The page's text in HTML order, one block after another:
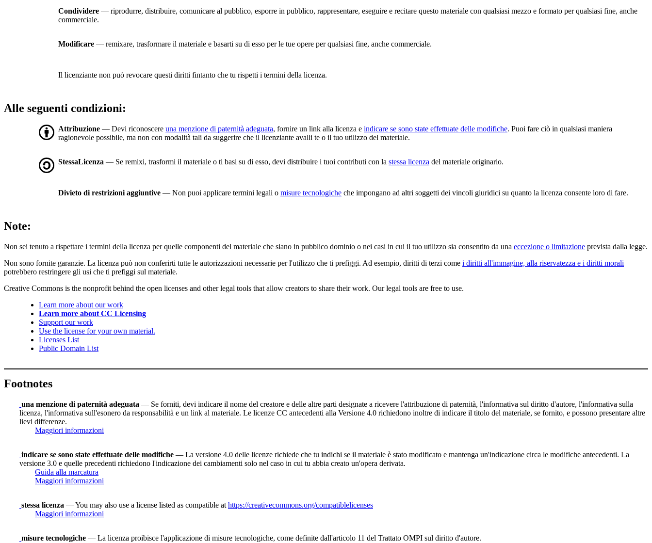
Condividere — riprodurre, distribuire, comunicare al pubblico, esporre in pubblico, rappresentare, eseguire e recitare questo materiale con qualsiasi mezzo e formato per qualsiasi fine, anche
commerciale.
Modificare — remixare, trasformare il materiale e basarti su di esso per le tue opere per qualsiasi fine, anche commerciale.
Il licenziante non può revocare questi diritti fintanto che tu rispetti i termini della licenza.
Alle seguenti condizioni:
Attribuzione — Devi riconoscere una menzione di paternità adeguata, fornire un link alla licenza e indicare se sono state effettuate delle modifiche. Puoi fare ciò in qualsiasi maniera
ragionevole possibile, ma non con modalità tali da suggerire che il licenziante avalli te o il tuo utilizzo del materiale.
StessaLicenza — Se remixi, trasformi il materiale o ti basi su di esso, devi distribuire i tuoi contributi con la stessa licenza del materiale originario.
Divieto di restrizioni aggiuntive — Non puoi applicare termini legali o misure tecnologiche che impongano ad altri soggetti dei vincoli giuridici su quanto la licenza consente loro di fare.
Note:
Non sei tenuto a rispettare i termini della licenza per quelle componenti del materiale che siano in pubblico dominio o nei casi in cui il tuo utilizzo sia consentito da una eccezione o limitazione prevista dalla legge.
Non sono fornite garanzie. La licenza può non conferirti tutte le autorizzazioni necessarie per l'utilizzo che ti prefiggi. Ad esempio, diritti di terzi come i diritti all'immagine, alla riservatezza e i diritti morali
potrebbero restringere gli usi che ti prefiggi sul materiale.
Creative Commons is the nonprofit behind the open licenses and other legal tools that allow creators to share their work. Our legal tools are free to use.
Learn more about our work
Learn more about CC Licensing
Support our work
Use the license for your own material.
Licenses List
Public Domain List
Footnotes
una menzione di paternità adeguata — Se forniti, devi indicare il nome del creatore e delle altre parti designate a ricevere l'attribuzione di paternità, l'informativa sul diritto d'autore, l'informativa sulla
licenza, l'informativa sull'esonero da responsabilità e un link al materiale. Le licenze CC antecedenti alla Versione 4.0 richiedono inoltre di indicare il titolo del materiale, se fornito, e possono presentare altre
lievi differenze.
Maggiori informazioni
indicare se sono state effettuate delle modifiche — La versione 4.0 delle licenze richiede che tu indichi se il materiale è stato modificato e mantenga un'indicazione circa le modifiche antecedenti. La
versione 3.0 e quelle precedenti richiedono l'indicazione dei cambiamenti solo nel caso in cui tu abbia creato un'opera derivata.
Guida alla marcatura
Maggiori informazioni
stessa licenza — You may also use a license listed as compatible at https://creativecommons.org/compatiblelicenses
Maggiori informazioni
misure tecnologiche — La licenza proibisce l'applicazione di misure tecnologiche, come definite dall'articolo 11 del Trattato OMPI sul diritto d'autore.